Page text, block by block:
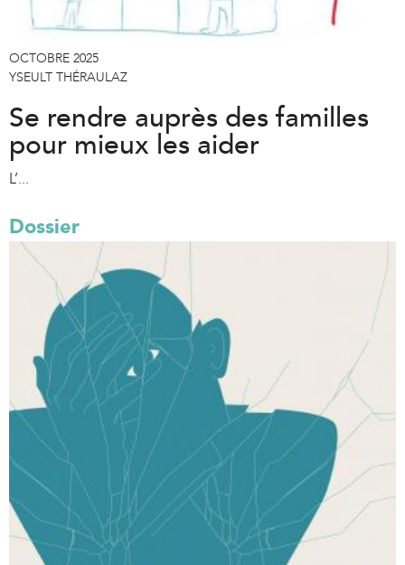
OCTOBRE 2025
YSEULT THÉRAULAZ
Se rendre auprès des familles
pour mieux les aider
L’...
Dossier